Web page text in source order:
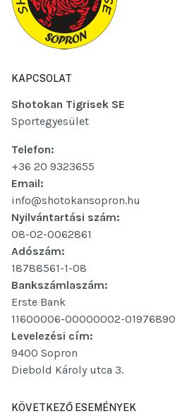
KAPCSOLAT
Shotokan Tigrisek SE
Sportegyesület
Telefon:
+36 20 9323655
Email:
info@shotokansopron.hu
Nyilvántartási szám:
08-02-0062861
Adószám:
18788561-1-08
Bankszámlaszám:
Erste Bank
11600006-00000002-01976890
Levelezési cím:
9400 Sopron
Diebold Károly utca 3.
KÖVETKEZŐ ESEMÉNYEK